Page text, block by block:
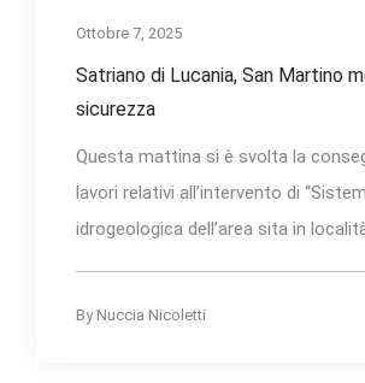
Ottobre 7, 2025
Satriano di Lucania, San Martino
sicurezza
Questa mattina si è svolta la
lavori relativi all’intervento di
idrogeologica dell’area sita in
By Nuccia Nicoletti